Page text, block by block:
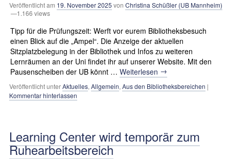
Veröffentlicht am 19. November 2025 von Christina Schüßler (UB Mannheim)
—1.166 views
Tipp für die Prüfungszeit: Werft vor eurem Bibliotheksbesuch
einen Blick auf die „Ampel“. Die Anzeige der aktuellen
Sitzplatzbelegung in der Bibliothek und Infos zu weiteren
Lernräumen an der Uni findet ihr auf unserer Website. Mit den
Pausenscheiben der UB könnt … Weiterlesen →
Veröffentlicht unterAktuelles, Allgemein, Aus den Bibliotheksbereichen |
Kommentar hinterlassen
Learning Center wird temporär zum
Ruhearbeitsbereich